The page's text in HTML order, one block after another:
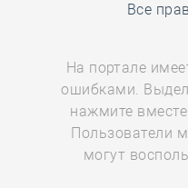
Все
На портале
ошибками.
нажмите
Пользователи
могут